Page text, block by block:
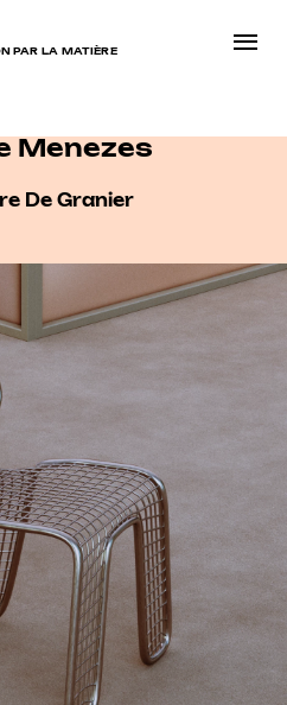
PAR LA MATIÈRE
Menezes
De Granier